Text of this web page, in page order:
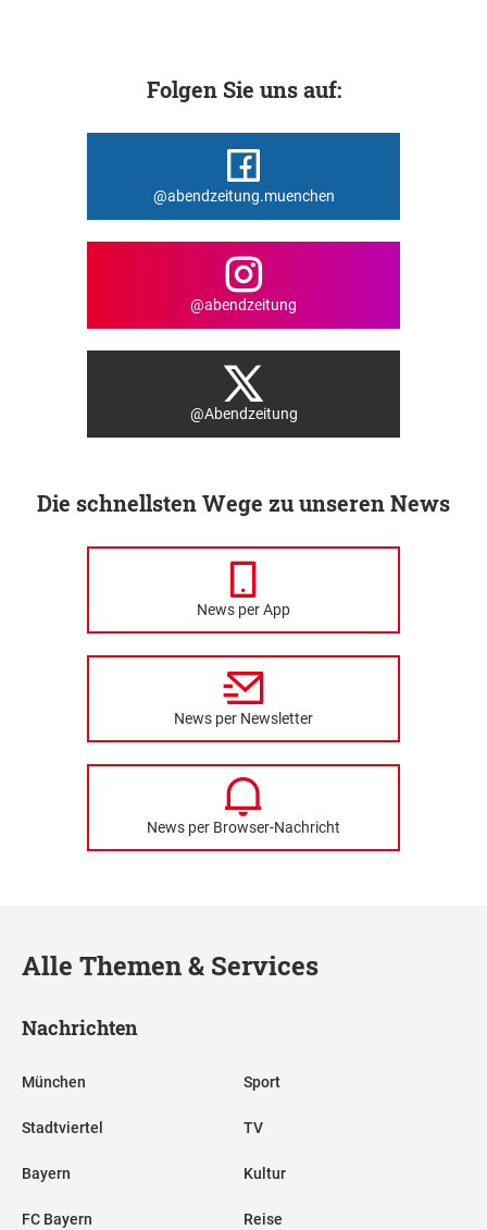
Folgen Sie uns auf:
@abendzeitung.muenchen
@abendzeitung
@Abendzeitung
Die schnellsten Wege zu unseren News
News per App
News per Newsletter
News per Browser-Nachricht
Alle Themen & Services
Nachrichten
München
Stadtviertel
Bayern
FC Bayern
Sport
TV
Kultur
Reise